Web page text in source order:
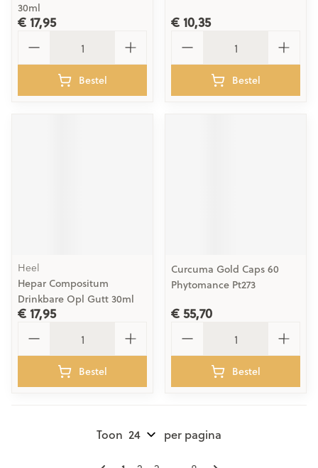
30ml
€ 17,95
Bestel
€ 10,35
Bestel
Heel
Hepar Compositum
Drinkbare Opl Gutt 30ml
€ 17,95
Bestel
Curcuma Gold Caps 60
Phytomance Pt273
€ 55,70
Bestel
Pagina's
Toon per pagina